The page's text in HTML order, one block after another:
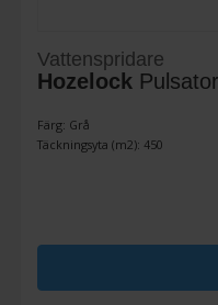
Vattenspridare
Hozelock
Färg: Grå
Täckningsyta (m2): 450